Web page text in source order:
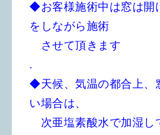
◆お客様施術中は窓は開
をしながら施術
させて頂きます
.
◆天候、気温の都合上、
い場合は、
次亜塩素酸水で加湿し